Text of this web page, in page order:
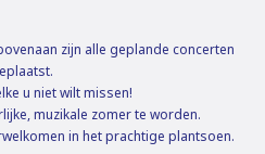
zijn alle geplande concerten
u niet wilt missen!
muzikale zomer te worden.
in het prachtige plantsoen.